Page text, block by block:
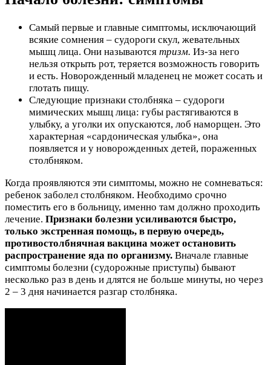
Самый первые и главные симптомы, исключающий
всякие сомнения – судороги скул, жевательных
мышц лица. Они называются тризм. Из-за него
нельзя открыть рот, теряется возможность говорить
и есть. Новорожденный младенец не может сосать и
глотать пищу.
Следующие признаки столбняка – судороги
мимических мышц лица: губы растягиваются в
улыбку, а уголки их опускаются, лоб наморщен. Это
характерная «сардоническая улыбка», она
появляется и у новорожденных детей, пораженных
столбняком.
Когда проявляются эти симптомы, можно не сомневаться:
ребенок заболел столбняком. Необходимо срочно
поместить его в больницу, именно там должно проходить
лечение. Признаки болезни усиливаются быстро,
только экстренная помощь, в первую очередь,
противостолбнячная вакцина может остановить
распространение яда по организму. Вначале главные
симптомы болезни (судорожные приступы) бывают
несколько раз в день и длятся не больше минуты, но через
2 – 3 дня начинается разгар столбняка.